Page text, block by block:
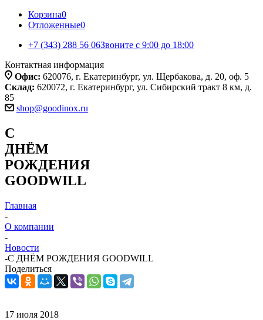
Корзина0
Отложенные0
+7 (343) 288 56 06Звоните с 9:00 до 18:00
Контактная информация
Офис: 620076, г. Екатеринбург, ул. Щербакова, д. 20, оф. 5
Склад: 620072, г. Екатеринбург, ул. Сибирский тракт 8 км, д.
85
shop@goodinox.ru
С
ДНЁМ
РОЖДЕНИЯ
GOODWILL
Главная
-
О компании
-
Новости
-С ДНЁМ РОЖДЕНИЯ GOODWILL
Поделиться
17 июля 2018